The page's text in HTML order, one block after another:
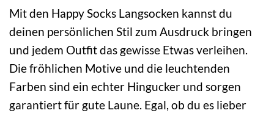
Mit den Happy Socks Langsocken kannst du
deinen persönlichen Stil zum Ausdruck bringen
und jedem Outfit das gewisse Etwas verleihen.
Die fröhlichen Motive und die leuchtenden
Farben sind ein echter Hingucker und sorgen
garantiert für gute Laune. Egal, ob du es lieber